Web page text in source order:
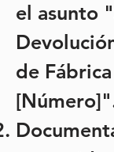
el asunto
de